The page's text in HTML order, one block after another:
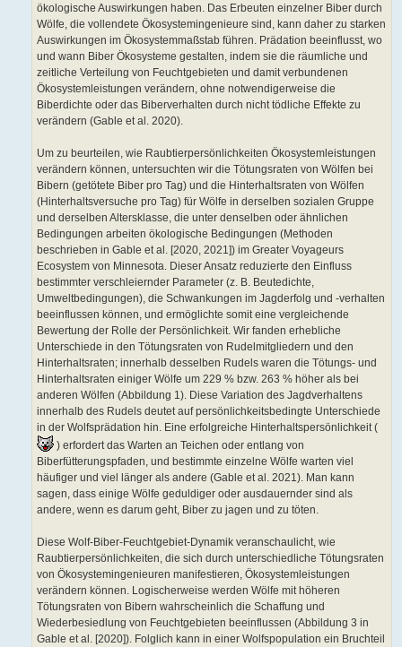
ökologische Auswirkungen haben. Das Erbeuten einzelner Biber durch
Wölfe, die vollendete Ökosystemingenieure sind, kann daher zu starken
Auswirkungen im Ökosystemmaßstab führen. Prädation beeinflusst, wo
und wann Biber Ökosysteme gestalten, indem sie die räumliche und
zeitliche Verteilung von Feuchtgebieten und damit verbundenen
Ökosystemleistungen verändern, ohne notwendigerweise die
Biberdichte oder das Biberverhalten durch nicht tödliche Effekte zu
verändern (Gable et al. 2020).
Um zu beurteilen, wie Raubtierpersönlichkeiten Ökosystemleistungen
verändern können, untersuchten wir die Tötungsraten von Wölfen bei
Bibern (getötete Biber pro Tag) und die Hinterhaltsraten von Wölfen
(Hinterhaltsversuche pro Tag) für Wölfe in derselben sozialen Gruppe
und derselben Altersklasse, die unter denselben oder ähnlichen
Bedingungen arbeiten ökologische Bedingungen (Methoden
beschrieben in Gable et al. [2020, 2021]) im Greater Voyageurs
Ecosystem von Minnesota. Dieser Ansatz reduzierte den Einfluss
bestimmter verschleiernder Parameter (z. B. Beutedichte,
Umweltbedingungen), die Schwankungen im Jagderfolg und -verhalten
beeinflussen können, und ermöglichte somit eine vergleichende
Bewertung der Rolle der Persönlichkeit. Wir fanden erhebliche
Unterschiede in den Tötungsraten von Rudelmitgliedern und den
Hinterhaltsraten; innerhalb desselben Rudels waren die Tötungs- und
Hinterhaltsraten einiger Wölfe um 229 % bzw. 263 % höher als bei
anderen Wölfen (Abbildung 1). Diese Variation des Jagdverhaltens
innerhalb des Rudels deutet auf persönlichkeitsbedingte Unterschiede
in der Wolfsprädation hin. Eine erfolgreiche Hinterhaltspersönlichkeit (
) erfordert das Warten an Teichen oder entlang von
Biberfütterungspfaden, und bestimmte einzelne Wölfe warten viel
häufiger und viel länger als andere (Gable et al. 2021). Man kann
sagen, dass einige Wölfe geduldiger oder ausdauernder sind als
andere, wenn es darum geht, Biber zu jagen und zu töten.
Diese Wolf-Biber-Feuchtgebiet-Dynamik veranschaulicht, wie
Raubtierpersönlichkeiten, die sich durch unterschiedliche Tötungsraten
von Ökosystemingenieuren manifestieren, Ökosystemleistungen
verändern können. Logischerweise werden Wölfe mit höheren
Tötungsraten von Bibern wahrscheinlich die Schaffung und
Wiederbesiedlung von Feuchtgebieten beeinflussen (Abbildung 3 in
Gable et al. [2020]). Folglich kann in einer Wolfspopulation ein Bruchteil